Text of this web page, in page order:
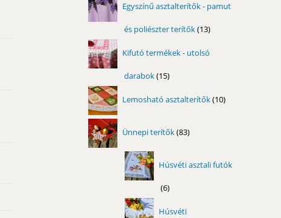
Egyszínű asztalterítők - pamut
és poliészter terítők 1313
Kifutó termékek - utolsó
darabok 1515
Lemosható asztalterítők 10
termék
Ünnepi terítők 83
termék
Húsvéti asztali futók
66
Húsvéti